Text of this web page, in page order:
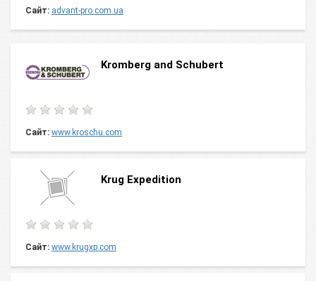
Сайт: advant-pro.com.ua
Kromberg and Schubert
Сайт: www.kroschu.com
Krug Expedition
Сайт: www.krugxp.com